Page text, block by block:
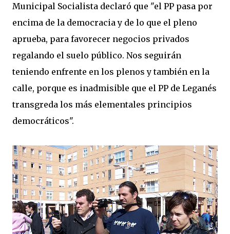
Municipal Socialista declaró que "el PP pasa por
encima de la democracia y de lo que el pleno
aprueba, para favorecer negocios privados
regalando el suelo público. Nos seguirán
teniendo enfrente en los plenos y también en la
calle, porque es inadmisible que el PP de Leganés
transgreda los más elementales principios
democráticos".